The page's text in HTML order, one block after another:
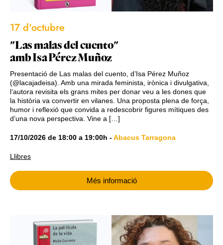
17 d'octubre
"Las malas del cuento"
amb Isa Pérez Muñoz
Presentació de Las malas del cuento, d’Isa Pérez Muñoz
(@lacajadeisa). Amb una mirada feminista, irònica i divulgativa,
l’autora revisita els grans mites per donar veu a les dones que
la història va convertir en vilanes. Una proposta plena de força,
humor i reflexió que convida a redescobrir figures mítiques des
d’una nova perspectiva. Vine a […]
17/10/2026 de 18:00 a 19:00h -Abacus Tarragona
Llibres
Més informació